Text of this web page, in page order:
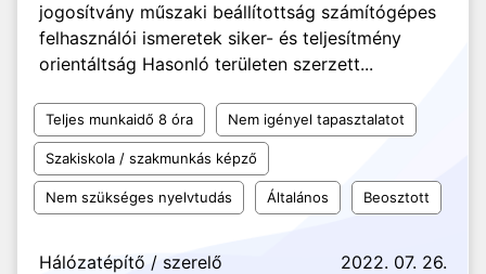
jogosítvány műszaki beállítottság számítógépes
felhasználói ismeretek siker- és teljesítmény
orientáltság Hasonló területen szerzett...
Teljes munkaidő 8 óra Nem igényel tapasztalatot
Szakiskola / szakmunkás képző
Nem szükséges nyelvtudás Általános Beosztott
Hálózatépítő / szerelő 2022. 07. 26.